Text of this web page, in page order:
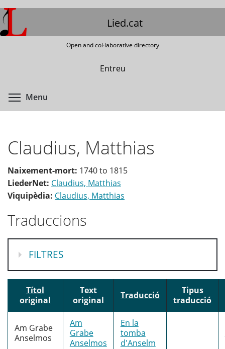
Skip
to
main
Lied.cat
Open and col·laborative directory
Entreu
Menu
Claudius, Matthias
Naixement-mort: 1740to 1815
LiederNet: Claudius, Matthias
Viquipèdia: Claudius, Matthias
Traduccions
MOSTRA
FILTRES
Títol
original
Text
original
Traducció
Tipus
traducció
Am Grabe
Anselmos
Am
Grabe
Anselmos
En la
tomba
d'Anselm